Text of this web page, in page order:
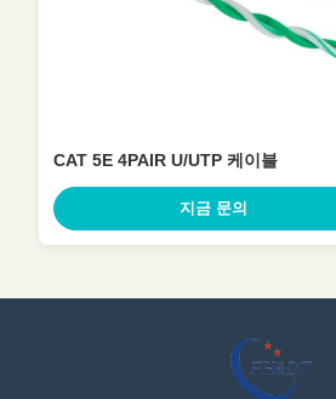
CAT 5E 4PAIR U/UTP 케이블
지금 문의